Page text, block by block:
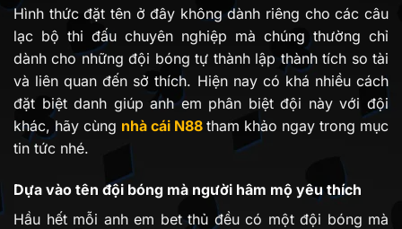
Hình thức đặt tên ở đây không dành riêng cho các câu
lạc bộ thi đấu chuyên nghiệp mà chúng thường chỉ
dành cho những đội bóng tự thành lập thành tích so tài
và liên quan đến sở thích. Hiện nay có khá nhiều cách
đặt biệt danh giúp anh em phân biệt đội này với đội
khác, hãy cùng nhà cái N88 tham khảo ngay trong mục
tin tức nhé.
Dựa vào tên đội bóng mà người hâm mộ yêu thích
Hầu hết mỗi anh em bet thủ đều có một đội bóng mà